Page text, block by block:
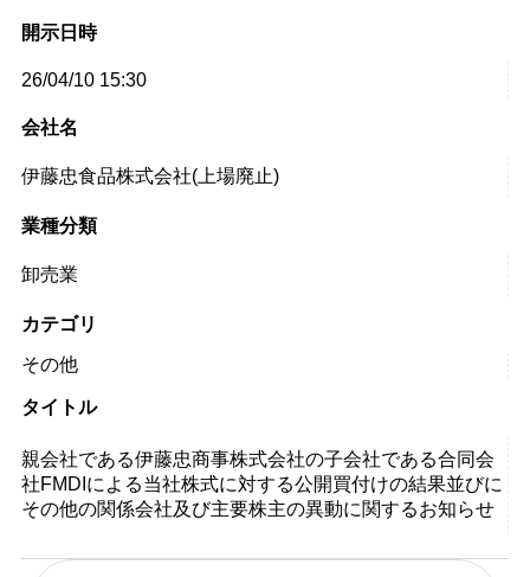
開示日時
26/04/10 15:30
会社名
伊藤忠食品株式会社(上場廃止)
業種分類
卸売業
カテゴリ
その他
タイトル
親会社である伊藤忠商事株式会社の子会社である合同会
社FMDIによる当社株式に対する公開買付けの結果並びに
その他の関係会社及び主要株主の異動に関するお知らせ